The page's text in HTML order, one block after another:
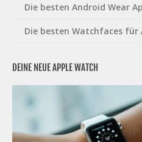
Die besten Android Wear
Die besten Watchfaces für
DEINE NEUE APPLE WATCH